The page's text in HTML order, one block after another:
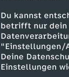
Du kannst
betrifft nur dein
"Einstellungen/
Deine
Einstellungen
Jana